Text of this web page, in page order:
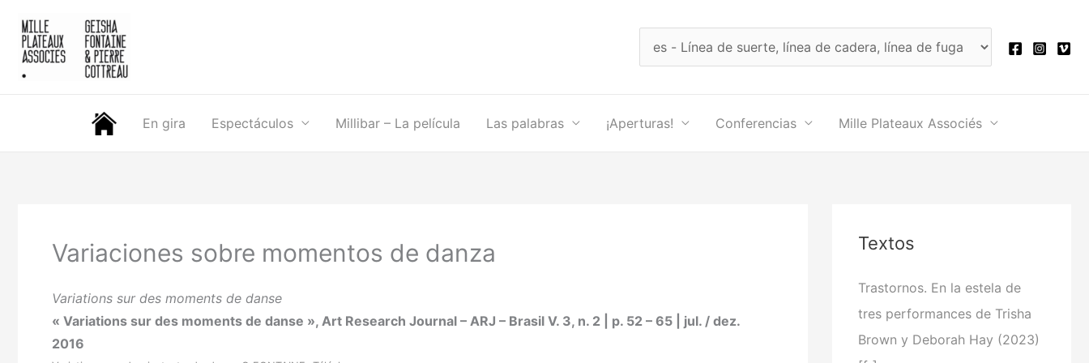
contenido
En gira Espectáculos Millibar – La película Las palabras ¡Aperturas! Conferencias Mille Plateaux Associés
Variaciones sobre momentos de danza
Variations sur des moments de danse
« Variations sur des moments de danse », Art Research Journal – ARJ – Brasil V. 3, n. 2 | p. 52 – 65 | jul. / dez.
2016
Textos
Trastornos. En la estela de
tres performances de Trisha
Brown y Deborah Hay (2023)